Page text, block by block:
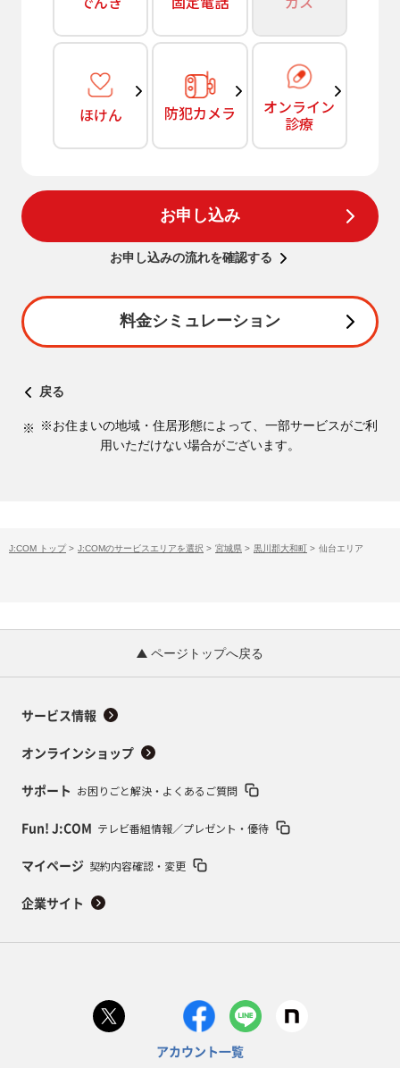
ほけん 防犯カメラ オンライン
診療
お申し込み
お申し込みの流れを確認する
料金シミュレーション
戻る
※お住まいの地域・住居形態によって、一部サービスがご利
用いただけない場合がございます。
J:COM トップ > J:COMのサービスエリアを選択 > 宮城県 > 黒川郡大和町 > 仙台エリア
ページトップへ戻る
サービス情報
オンラインショップ
サポート お困りごと解決・よくあるご質問
Fun! J:COM テレビ番組情報／プレゼント・優待
マイページ 契約内容確認・変更
企業サイト
アカウント一覧